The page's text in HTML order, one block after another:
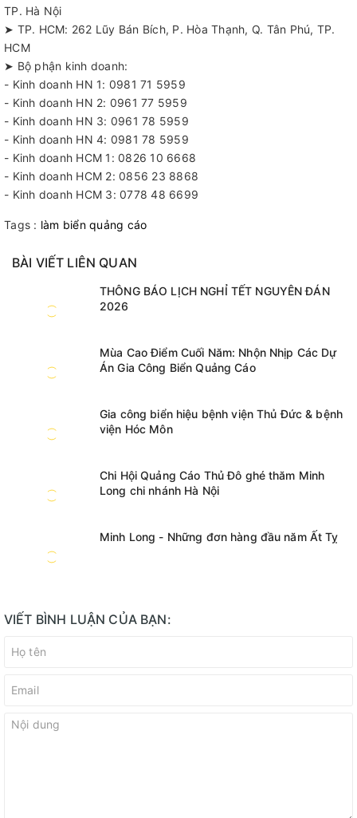
TP. Hà Nội
➤ TP. HCM: 262 Lũy Bán Bích, P. Hòa Thạnh, Q. Tân Phú, TP.
HCM
➤ Bộ phận kinh doanh:
- Kinh doanh HN 1: 0981 71 5959
- Kinh doanh HN 2: 0961 77 5959
- Kinh doanh HN 3: 0961 78 5959
- Kinh doanh HN 4: 0981 78 5959
- Kinh doanh HCM 1: 0826 10 6668
- Kinh doanh HCM 2: 0856 23 8868
- Kinh doanh HCM 3: 0778 48 6699
Tags : làm biển quảng cáo
BÀI VIẾT LIÊN QUAN
THÔNG BÁO LỊCH NGHỈ TẾT NGUYÊN ĐÁN
2026
Mùa Cao Điểm Cuối Năm: Nhộn Nhịp Các Dự
Án Gia Công Biển Quảng Cáo
Gia công biển hiệu bệnh viện Thủ Đức & bệnh
viện Hóc Môn
Chi Hội Quảng Cáo Thủ Đô ghé thăm Minh
Long chi nhánh Hà Nội
Minh Long - Những đơn hàng đầu năm Ất Tỵ
VIẾT BÌNH LUẬN CỦA BẠN: